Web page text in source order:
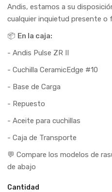
Andis, estamos a su
cualquier inquietud presente o
📦 En la caja:
- Andis Pulse ZR II
- Cuchilla CeramicEdge #10
- Base de Carga
- Repuesto
- Aceite para cuchillas
- Caja de Transporte
💬 Compare los modelos de
de abajo
Cantidad